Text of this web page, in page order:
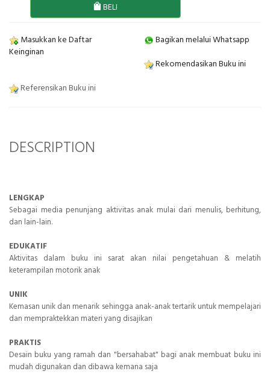
BELI
Masukkan ke Daftar
Keinginan
Bagikan melalui Whatsapp
Rekomendasikan Buku ini
Referensikan Buku ini
DESCRIPTION
LENGKAP
Sebagai media penunjang aktivitas anak mulai dari menulis, berhitung,
dan lain-lain.
EDUKATIF
Aktivitas dalam buku ini sarat akan nilai pengetahuan & melatih
keterampilan motorik anak
UNIK
Kemasan unik dan menarik sehingga anak-anak tertarik untuk mempelajari
dan mempraktekkan materi yang disajikan
PRAKTIS
Desain buku yang ramah dan "bersahabat" bagi anak membuat buku ini
mudah digunakan dan dibawa kemana saja